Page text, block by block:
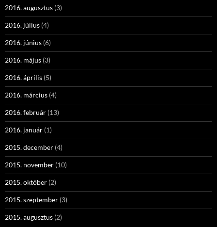
2016. augusztus (3)
2016. július (4)
2016. június (6)
2016. május (3)
2016. április (5)
2016. március (4)
2016. február (13)
2016. január (1)
2015. december (4)
2015. november (10)
2015. október (2)
2015. szeptember (3)
2015. augusztus (2)